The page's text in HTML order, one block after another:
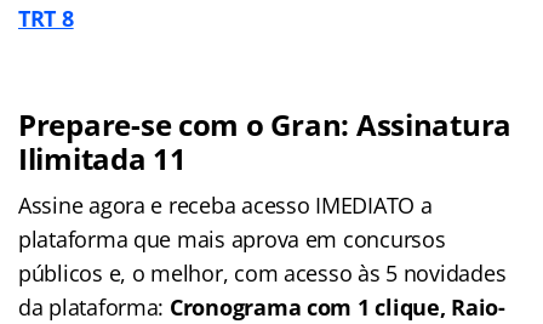
TRT 8
Prepare-se com o Gran: Assinatura
Ilimitada 11
Assine agora e receba acesso IMEDIATO a
plataforma que mais aprova em concursos
públicos e, o melhor, com acesso às 5 novidades
da plataforma: Cronograma com 1 clique, Raio-